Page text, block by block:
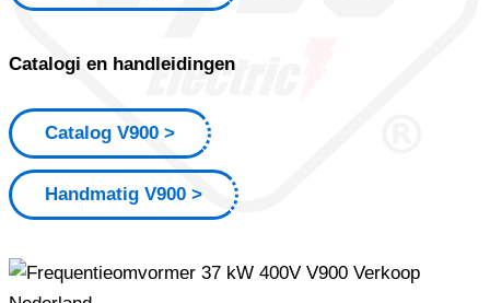
Catalogi en handleidingen
Catalog V900
Handmatig V900